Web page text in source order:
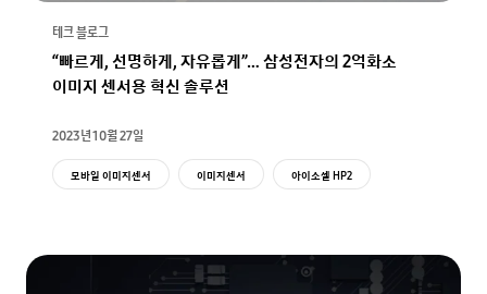
테크 블로그
“빠르게, 선명하게, 자유롭게”… 삼성전자의 2억화소
이미지 센서용 혁신 솔루션
2023년 10월 27일
모바일 이미지센서 이미지센서
아이소셀 HP2